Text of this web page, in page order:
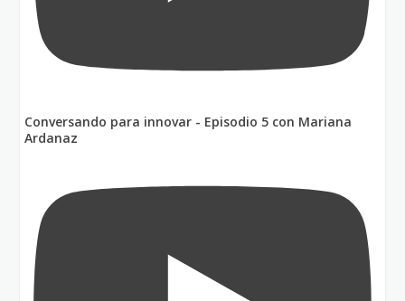
Conversando para innovar - Episodio 5 con Mariana
Ardanaz